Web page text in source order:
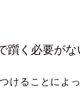
躓く必要がな
けることによ